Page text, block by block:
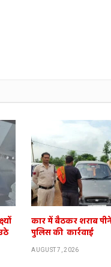
कार में बैठकर शराब पीने
पुलिस की कार्रवाई
AUGUST 7, 2026